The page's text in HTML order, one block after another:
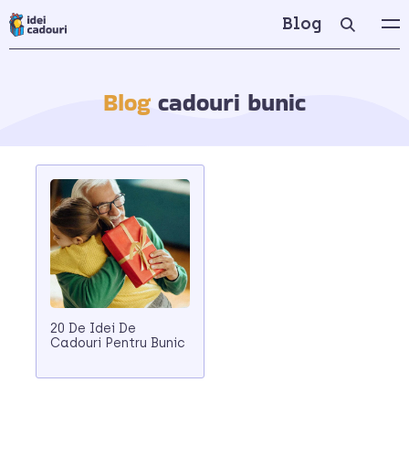
Blog
Blog cadouri bunic
20 De Idei De
Cadouri Pentru Bunic